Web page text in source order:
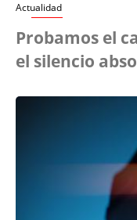
Actualidad
Probamos el
el silencio